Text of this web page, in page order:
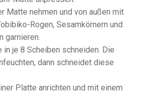
Matte nehmen und von außen mit
Rogen, Sesamkörnern und
garnieren.
in je 8 Scheiben schneiden. Die
dann schneidet diese
Platte anrichten und mit einem